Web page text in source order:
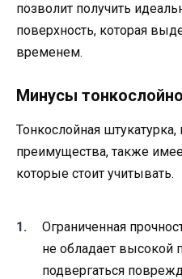
позволит получить
поверхность, которая
временем.
Минусы
Тонкослойная
преимущества, также
которые стоит учитывать.
Ограниченная
не обладает высокой
подвергаться